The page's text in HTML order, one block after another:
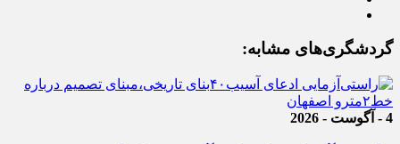
گردشگری‌های مشابه:
4 - آگوست - 2026